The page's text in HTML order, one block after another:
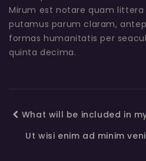
Mirum est notare quam
putamus parum claram,
formas humanitatis per
quinta decima.
What will be included in
Ut wisi enim ad minim